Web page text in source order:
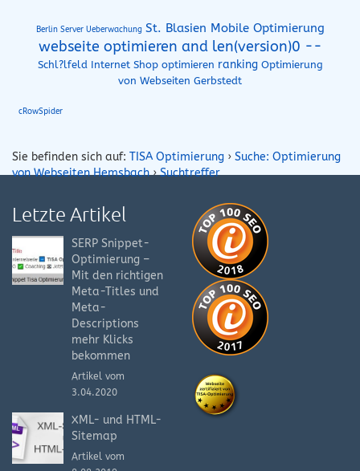
Berlin Server Ueberwachung St. Blasien Mobile Optimierung
webseite optimieren and len(version)0 --
Schl?lfeld Internet Shop optimieren ranking Optimierung
von Webseiten Gerbstedt
cRowSpider
Sie befinden sich auf: TISA Optimierung › Suche: Optimierung
von Webseiten Hemsbach›Suchtreffer
Letzte Artikel
SERP Snippet-
Optimierung –
Mit den richtigen
Meta-Titles und
Meta-
Descriptions
mehr Klicks
bekommen
Artikel vom
3.04.2020
XML- und HTML-
Sitemap
Artikel vom